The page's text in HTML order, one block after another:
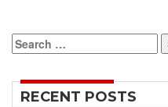
Search
for:
RECENT POSTS